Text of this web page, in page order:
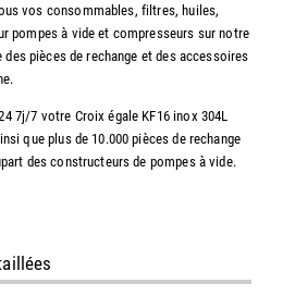
vos consommables, filtres, huiles,
pompes à vide et compresseurs sur notre
pièces de rechange et des accessoires
7j/7 votre Croix égale KF16 inox 304L
que plus de 10.000 pièces de rechange
des constructeurs de pompes à vide.